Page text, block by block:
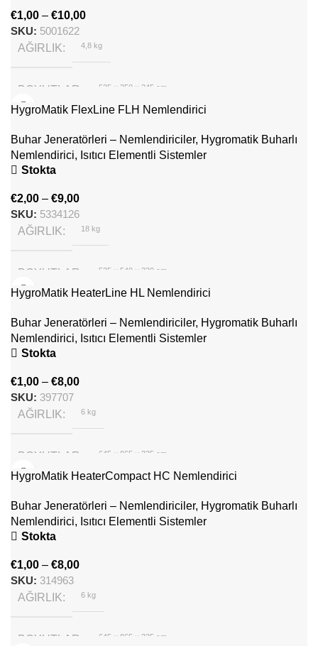
€1,00 – €10,00
SKU: 5001622
AĞIRLIK
4,8 kg
BOYUTLAR 535 × 350 × 245 cm
HygroMatik FlexLine FLH Nemlendirici
Buhar Jeneratörleri – Nemlendiriciler, Hygromatik Buharlı
Nemlendirici, Isıtıcı Elementli Sistemler
Stokta
€2,00 – €9,00
SKU: 5334126
AĞIRLIK
18 kg
BOYUTLAR 535 × 540 × 320 cm
HygroMatik HeaterLine HL Nemlendirici
Buhar Jeneratörleri – Nemlendiriciler, Hygromatik Buharlı
Nemlendirici, Isıtıcı Elementli Sistemler
Stokta
€1,00 – €8,00
SKU: 397707
AĞIRLIK
6 kg
BOYUTLAR 645 × 865 × 335 cm
HygroMatik HeaterCompact HC Nemlendirici
Buhar Jeneratörleri – Nemlendiriciler, Hygromatik Buharlı
Nemlendirici, Isıtıcı Elementli Sistemler
Stokta
€1,00 – €8,00
SKU: 314963
AĞIRLIK
6 kg
BOYUTLAR 645 × 865 × 335 cm